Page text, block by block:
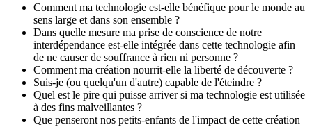
Comment ma technologie est-elle bénéfique pour le monde au
sens large et dans son ensemble ?
Dans quelle mesure ma prise de conscience de notre
interdépendance est-elle intégrée dans cette technologie afin
de ne causer de souffrance à rien ni personne ?
Comment ma création nourrit-elle la liberté de découverte ?
Suis-je (ou quelqu'un d'autre) capable de l'éteindre ?
Quel est le pire qui puisse arriver si ma technologie est utilisée
à des fins malveillantes ?
Que penseront nos petits-enfants de l'impact de cette création